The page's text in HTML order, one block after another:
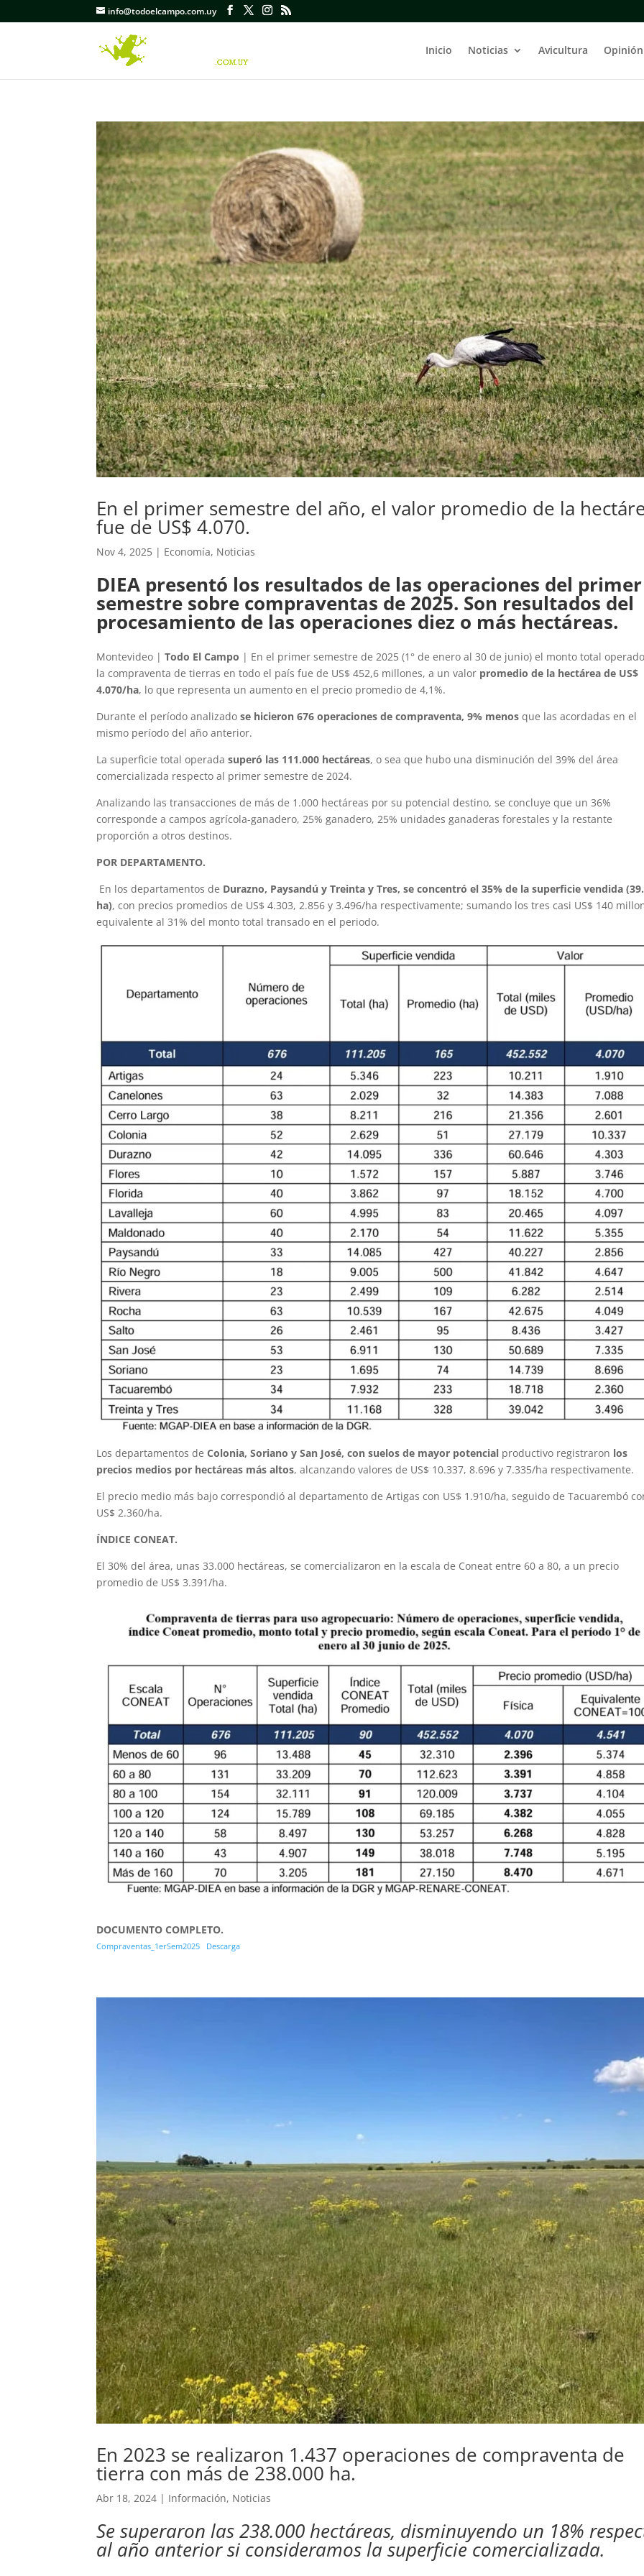
info@todoelcampo.com.uy
Inicio Noticias Avicultura Opinión
En el primer semestre del año, el valor promedio de la
fue de US$ 4.070.
Nov 4, 2025 | Economía, Noticias
DIEA presentó los resultados de las operaciones del primer
semestre sobre compraventas de 2025. Son resultados del
procesamiento de las operaciones diez o más hectáreas.
Montevideo |Todo El Campo | En el primer semestre de 2025 (1° de enero al 30 de junio) el monto total
la compraventa de tierras en todo el país fue de US$ 452,6 millones, a un valor promedio de la hectárea de US$
4.070/ha, lo que representa un aumento en el precio promedio de 4,1%.
Durante el período analizadose hicieron 676 operaciones de compraventa, 9% menos que las acordadas en el
mismo período del año anterior.
La superficie total operadasuperó las 111.000 hectáreas, o sea que hubo una disminución del 39% del área
comercializada respecto al primer semestre de 2024.
Analizando las transacciones de más de 1.000 hectáreas por su potencial destino, se concluye que un 36%
corresponde a campos agrícola-ganadero, 25% ganadero, 25% unidades ganaderas forestales y la restante
proporción a otros destinos.
POR DEPARTAMENTO.
En los departamentos de Durazno, Paysandú y Treinta y Tres, se concentró el 35% de la superficie vendida
ha), con precios promedios de US$ 4.303, 2.856 y 3.496/ha respectivamente; sumando los tres casi US$ 140
equivalente al 31% del monto total transado en el periodo.
Los departamentos deColonia, Soriano y San José, con suelos de mayor potencial productivo registraron los
precios medios por hectáreas más altos, alcanzando valores de US$ 10.337, 8.696 y 7.335/ha respectivamente.
El precio medio más bajo correspondió al departamento de Artigas con US$ 1.910/ha, seguido de Tacuarembó
US$ 2.360/ha.
ÍNDICE CONEAT.
El 30% del área, unas 33.000 hectáreas, se comercializaron en la escala de Coneat entre 60 a 80, a un precio
promedio de US$ 3.391/ha.
DOCUMENTO COMPLETO.
Compraventas_1erSem2025 Descarga
En 2023 se realizaron 1.437 operaciones de compraventa de
tierra con más de 238.000 ha.
Abr 18, 2024 | Información, Noticias
Se superaron las 238.000 hectáreas, disminuyendo un 18%
al año anterior si consideramos la superficie comercializada.